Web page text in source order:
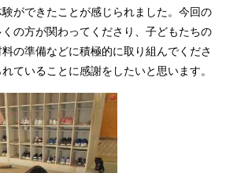
ができたことが感じられました。今回の
の方が関わってくださり、子どもたちの
の準備などに積極的に取り組んでくださ
ていることに感謝をしたいと思います。